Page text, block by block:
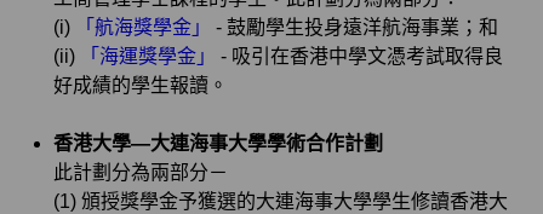
(i)
「航海獎學金」
- 鼓勵學生投身遠洋航海事業；和
(ii)
「海運獎學金」
- 吸引在香港中學文憑考試取得良
好成績的學生報讀。
香港大學—大連海事大學學術合作計劃
此計劃分為兩部分－
(1) 頒授獎學金予獲選的大連海事大學學生修讀香港大